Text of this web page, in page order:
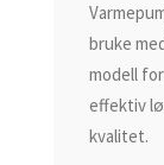
bruke
modell
effektiv
kvalitet.